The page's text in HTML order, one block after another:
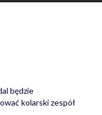
będzie
kolarski zespół